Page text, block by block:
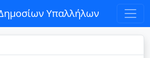
Υπαλλήλων